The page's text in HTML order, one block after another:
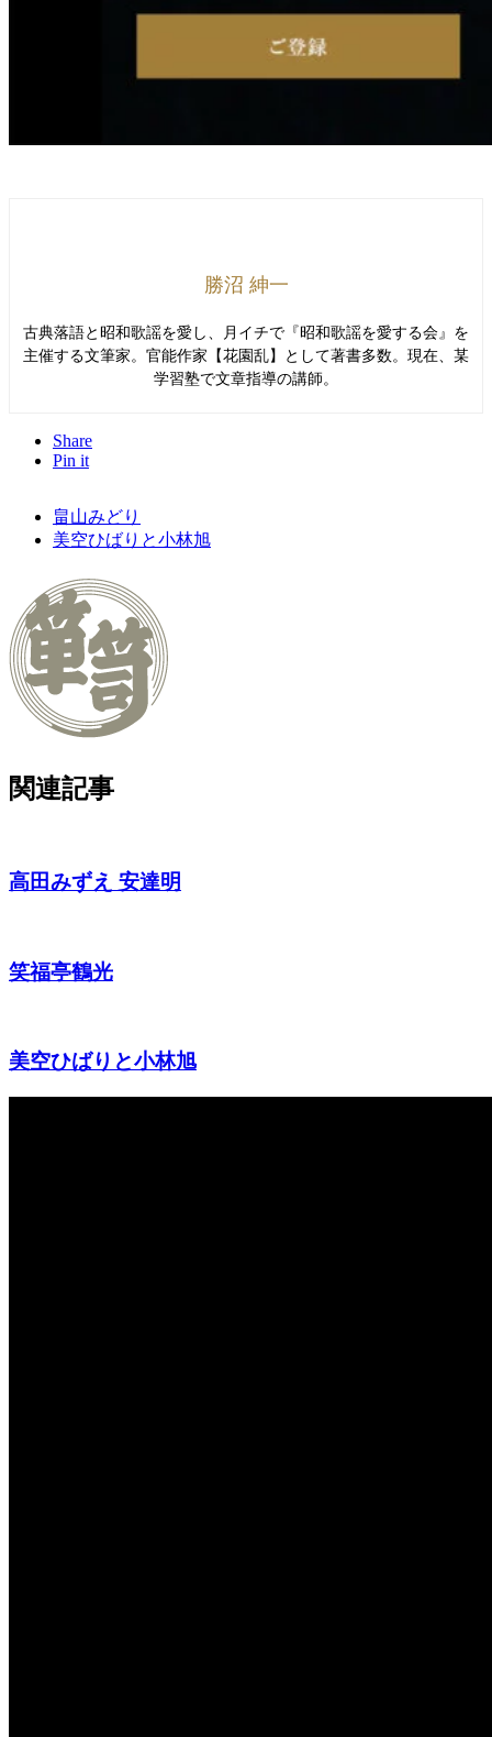
勝沼 紳一
古典落語と昭和歌謡を愛し、月イチで『昭和歌謡を愛する会』を
主催する文筆家。官能作家【花園乱】として著書多数。現在、某
学習塾で文章指導の講師。
Share
Pin it
畠山みどり
美空ひばりと小林旭
関連記事
高田みずえ 安達明
笑福亭鶴光
美空ひばりと小林旭